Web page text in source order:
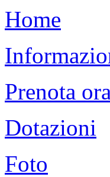
Home
Prenota ora
Dotazioni
Foto